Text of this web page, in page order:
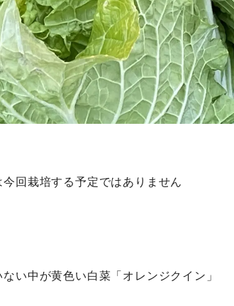
回栽培する予定ではありません
い中が黄色い白菜「オレンジクイン」